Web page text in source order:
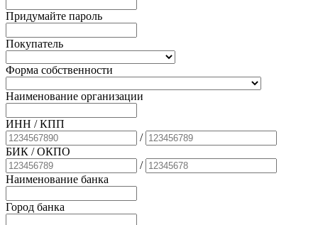
Придумайте пароль
Покупатель
Форма собственности
Наименование организации
ИНН / КПП
/
БИК / ОКПО
/
Наименование банка
Город банка